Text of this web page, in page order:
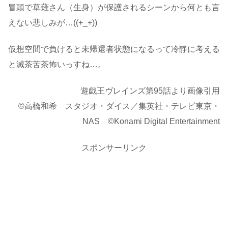
冒頭で草薙さん（生身）が保護されるシーンから何とも言
えない悲しみが…((+_+))
仮想空間で負けると未帰還者状態になるって冷静に考える
と滅茶苦茶怖いっすね…。
遊戯王ヴレインズ第95話より画像引用
©高橋和希 スタジオ・ダイス／集英社・テレビ東京・
NAS ©Konami Digital Entertainment
スポンサーリンク